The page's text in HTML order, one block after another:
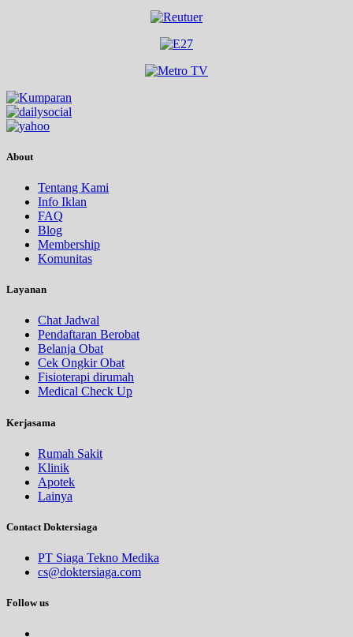
About
Tentang Kami
Info Iklan
FAQ
Blog
Membership
Komunitas
Layanan
Chat Jadwal
Pendaftaran Berobat
Belanja Obat
Cek Ongkir Obat
Fisioterapi dirumah
Medical Check Up
Kerjasama
Rumah Sakit
Klinik
Apotek
Lainya
Contact Doktersiaga
PT Siaga Tekno Medika
cs@doktersiaga.com
Follow us